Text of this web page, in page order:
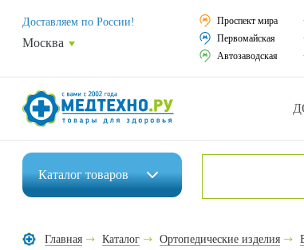
Доставляем по России!
Москва
Проспект мира
Первомайская
Автозаводская
Каталогтоваров
Главная Каталог Ортопедические изделия